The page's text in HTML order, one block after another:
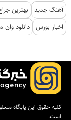
آهنگ جدید
بهترین
اخبار بورس
دانلود وان
کلیه حقوق این پایگاه
است.